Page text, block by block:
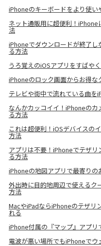
iPhoneのキーボードをより使
ネット通販用に超便利！
法
iPhoneでダウンロードが終了
る方法
うろ覚えのiOSアプリをすばや
iPhoneのロック画面からお得
テレビや街中で流れている曲
なんかカッコイイ！iPhoneの
る方法
これは超便利！iOSデバイスの
方法
アプリは不要！iPhoneでテザ
る方法
iPhoneの地図アプリで最寄りの
外出時に目的地周辺で使えるク
方法
MacやiPadならiPhoneのテザリ
れる
iPhone付属の『マップ』アプ
電波が悪い場所でもiPhoneで